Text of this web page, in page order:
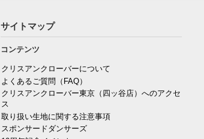
サイトマップ
コンテンツ
クリスアンクローバーについて
よくあるご質問（FAQ）
クリスアンクローバー東京（四ッ谷店）へのアクセ
ス
取り扱い生地に関する注意事項
スポンサードダンサーズ